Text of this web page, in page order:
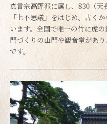
真言宗高野派に属し、830（
「七不思議」をはじめ、古く
います。全国で唯一の竹に虎
門づくりの山門や観音堂があ
です。